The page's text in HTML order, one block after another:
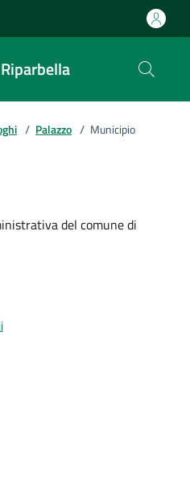
/ Palazzo / Municipio
del comune di